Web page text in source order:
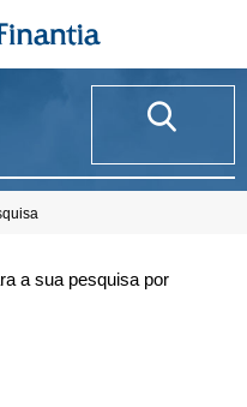
a sua pesquisa por